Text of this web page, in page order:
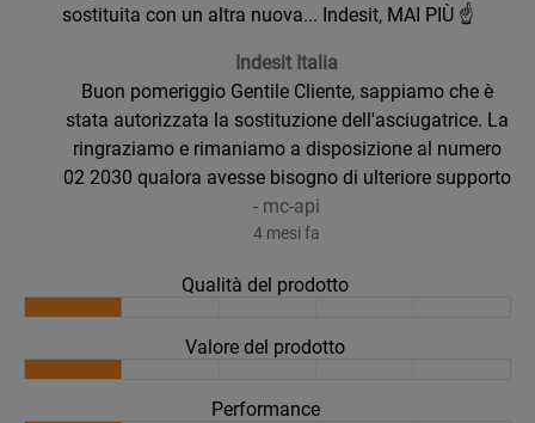
sostituita con un altra nuova... Indesit, MAI PIÙ ☝️
Indesit Italia
Buon pomeriggio Gentile Cliente, sappiamo che è
stata autorizzata la sostituzione dell'asciugatrice. La
ringraziamo e rimaniamo a disposizione al numero
02 2030 qualora avesse bisogno di ulteriore supporto
- mc-api
4 mesi fa
Qualità del prodotto
Valore del prodotto
Performance